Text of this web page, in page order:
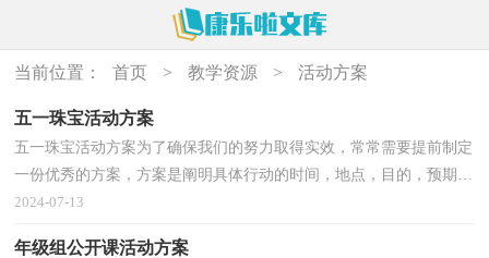
当前位置： 首页 > 教学资源 > 活动方案
五一珠宝活动方案
五一珠宝活动方案为了确保我们的努力取得实效，常常需要提前制定
一份优秀的方案，方案是阐明具体行动的时间，地点，目的，预期效
果，预算及方法等的企划案。我们应该怎么制定方案呢？以下...
2024-07-13
年级组公开课活动方案